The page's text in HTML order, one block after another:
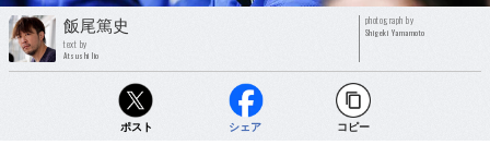
飯尾篤史
text by
Atsushi Iio
photograph by
Shigeki Yamamoto
ポスト シェア コピー